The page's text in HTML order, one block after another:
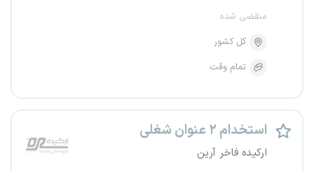
منقضی شده
کل کشور
تمام وقت
استخدام ۲ عنوان شغلی
ارکیده فاخر آرین